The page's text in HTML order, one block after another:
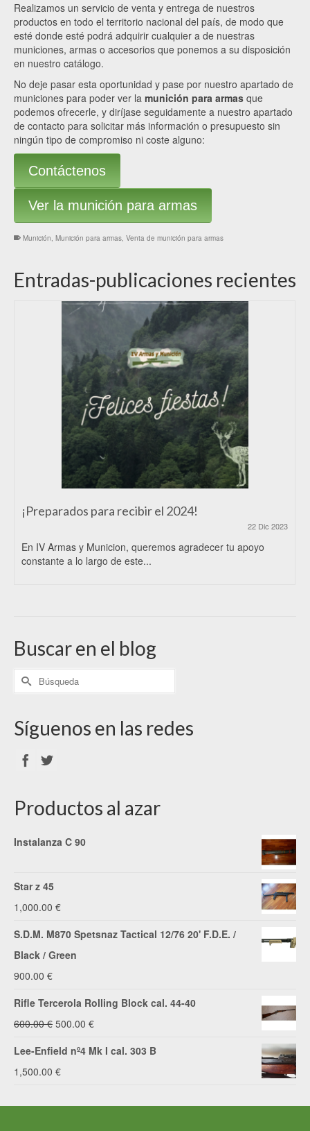
Realizamos un servicio de venta y entrega de nuestros
productos en todo el territorio nacional del país, de modo que
esté donde esté podrá adquirir cualquier a de nuestras
municiones, armas o accesorios que ponemos a su disposición
en nuestro catálogo.
No deje pasar esta oportunidad y pase por nuestro apartado de
municiones para poder ver la munición para armas que
podemos ofrecerle, y diríjase seguidamente a nuestro apartado
de contacto para solicitar más información o presupuesto sin
ningún tipo de compromiso ni coste alguno:
Contáctenos
Ver la munición para armas
Munición, Munición para armas, Venta de munición para armas
Entradas-publicaciones recientes
¡Preparados para recibir el 2024!
22 Dic 2023
En IV Armas y Municion, queremos agradecer tu apoyo
constante a lo largo de este...
Buscar en el blog
Síguenos en las redes
Productos al azar
Instalanza C 90
Star z 45
1,000.00 €
S.D.M. M870 Spetsnaz Tactical 12/76 20' F.D.E. /
Black / Green
900.00 €
Rifle Tercerola Rolling Block cal. 44-40
600.00€ El
precio
600.00 €.
500.00 €El
precio
500.00 €.
Lee-Enfield nº4 Mk I cal. 303 B
1,500.00 €